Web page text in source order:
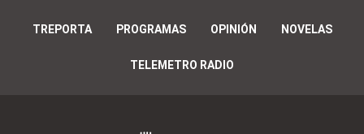
TREPORTA PROGRAMAS OPINIÓN NOVELAS
TELEMETRO RADIO